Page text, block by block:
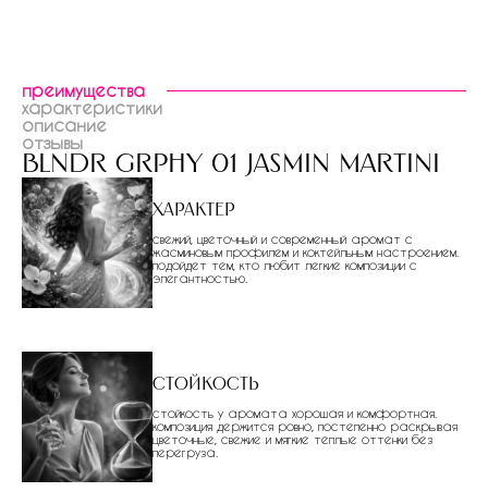
преимущества
характеристики
описание
отзывы
blndr grphy 01 jasmin martini
Характер
свежий, цветочный и современный аромат с
жасминовым профилем и коктейльным настроением.
подойдет тем, кто любит легкие композиции с
элегантностью.
Стойкость
стойкость у аромата хорошая и комфортная.
композиция держится ровно, постепенно раскрывая
цветочные, свежие и мягкие теплые оттенки без
перегруза.